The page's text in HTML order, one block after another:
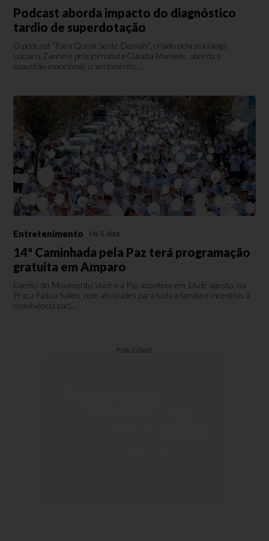
Podcast aborda impacto do diagnóstico
tardio de superdotação
O podcast “Para Quem Sente Demais”, criado pela psicóloga
Luciana Zanon e pela jornalista Cláudia Mamede, aborda a
exaustão emocional, o sentimento...
Entretenimento Há 5 dias
14ª Caminhada pela Paz terá programação
gratuita em Amparo
Evento do Movimento Você e a Paz acontece em 16 de agosto, na
Praça Pádua Salles, com atividades para toda a família e incentivo à
convivência pací...
PUBLICIDADE